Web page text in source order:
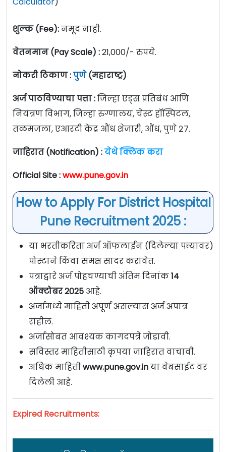
शुल्क (Fee):नमूद नाही.
वेतनमान (Pay Scale) :21,000/- रुपये.
नोकरी ठिकाण :पुणे(महाराष्ट्र)
अर्ज पाठविण्याचा पत्ता :जिल्हा एड्स प्रतिबंध आणि
नियंत्रण विभाग, जिल्हा रुग्णालय, चेस्ट हॉस्पिटल,
तळमजला, एआरटी केंद्र औंध शेजारी, औंध, पुणे २७.
जाहिरात (Notification) :येथे क्लिक करा
Official Site :www.pune.gov.in
How to Apply For District Hospital
Pune Recruitment 2025 :
या भरतीकरिता अर्ज ऑफलाईन (दिलेल्या पत्त्यावर)
पोस्टाने किंवा समक्ष सादर करावेत.
पत्राद्वारे अर्ज पोहचण्याची अंतिम दिनांक14
ऑक्टोबर 2025 आहे.
अर्जामध्ये माहिती अपूर्ण असल्यास अर्ज अपात्र
राहील.
अर्जासोबत आवश्यक कागदपत्रे जोडावी.
सविस्तर माहितीसाठी कृपया जाहिरात वाचावी.
अधिक माहितीwww.pune.gov.inया वेबसाईट वर
दिलेली आहे.
Expired Recruitments: